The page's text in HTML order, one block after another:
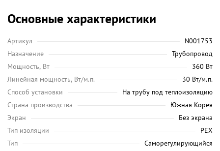
Основные характеристики
Артикул
N001753
Назначение
Трубопровод
Мощность, Вт
360 Вт
Линейная мощность, Вт/м.п.
30 Вт/м.п.
Способ установки
На трубу под теплоизоляцию
Страна производства
Южная Корея
Экран
Без экрана
Тип изоляции
PEX
Тип
Саморегулирующийся